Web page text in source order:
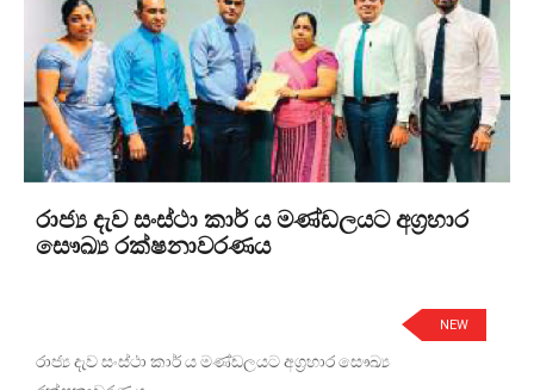
රාජ්‍ය දැව සංස්ථා කාර් ය මණ්ඩලයට අග්‍රහාර
සෞඛ්‍ය රක්ෂනාවරණය
NEW
රාජ්‍ය දැව සංස්ථා කාර් ය මණ්ඩලයට අග්‍රහාර සෞඛ්‍ය